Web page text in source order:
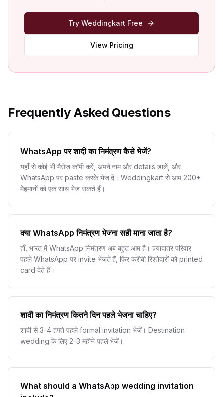
Try Weddingkart Free
View Pricing
Frequently Asked Questions
WhatsApp पर शादी का निमंत्रण कैसे भेजें?
यहाँ से कोई भी मैसेज कॉपी करें, अपने नाम और details डालें, और
WhatsApp पर paste करके भेज दें। Weddingkart से आप 200+
मेहमानों को एक साथ भेज सकते हैं।
क्या WhatsApp निमंत्रण भेजना सही माना जाता है?
हाँ, भारत में WhatsApp निमंत्रण अब बहुत आम है। ज़्यादातर परिवार
पहले WhatsApp पर invite भेजते हैं, फिर करीबी रिश्तेदारों को printed
card देते हैं।
शादी का निमंत्रण कितने दिन पहले भेजना चाहिए?
शादी से 3-4 हफ्ते पहले formal invitation भेजें। Destination
wedding के लिए 2-3 महीने पहले भेजें।
What should a WhatsApp wedding invitation